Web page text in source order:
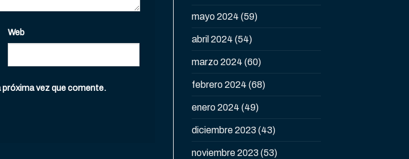
Web
vez que comente.
mayo 2024 (59)
abril 2024 (54)
marzo 2024 (60)
febrero 2024 (68)
enero 2024 (49)
diciembre 2023 (43)
noviembre 2023 (53)